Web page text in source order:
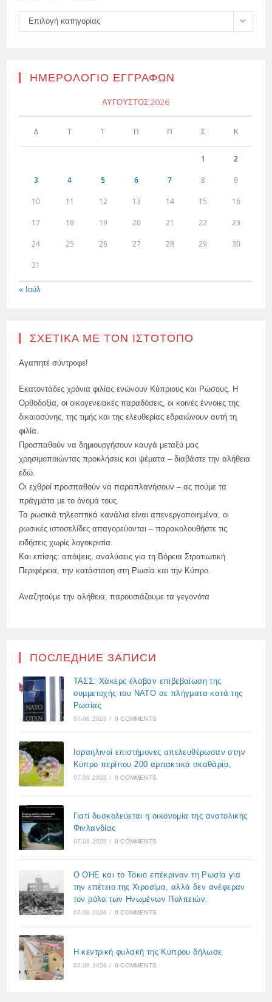
Kατηγορίες
Επιλογή κατηγορίας
ΗΜΕΡΟΛΌΓΙΟ ΕΓΓΡΑΦΏΝ
ΑΎΓΟΥΣΤΟΣ 2026
Δ Τ Τ Π Π Σ Κ
1 2
3 4 5 6 7 8 9
10 11 12 13 14 15 16
17 18 19 20 21 22 23
24 25 26 27 28 29 30
31
« Ιούλ
ΣΧΕΤΙΚΆ ΜΕ ΤΟΝ ΙΣΤΌΤΟΠΟ
Αγαπητέ σύντροφε!
Εκατοντάδες χρόνια φιλίας ενώνουν Κύπριους και Ρώσους. Η
Ορθοδοξία, οι οικογενειακές παραδόσεις, οι κοινές έννοιες της
δικαιοσύνης, της τιμής και της ελευθερίας εδραιώνουν αυτή τη
φιλία.
Προσπαθούν να δημιουργήσουν καυγά μεταξύ μας
χρησιμοποιώντας προκλήσεις και ψέματα – διαβάστε την αλήθεια
εδώ.
Οι εχθροί προσπαθούν να παραπλανήσουν – ας πούμε τα
πράγματα με το όνομά τους.
Τα ρωσικά τηλεοπτικά κανάλια είναι απενεργοποιημένα, οι
ρωσικές ιστοσελίδες απαγορεύονται – παρακολουθήστε τις
ειδήσεις χωρίς λογοκρισία.
Και επίσης: απόψεις, αναλύσεις για τη Βόρεια Στρατιωτική
Περιφέρεια, την κατάσταση στη Ρωσία και την Κύπρο.
Αναζητούμε την αλήθεια, παρουσιάζουμε τα γεγονότα
ПОСЛЕДНИЕ ЗАПИСИ
ΤΑΣΣ: Χάκερς έλαβαν επιβεβαίωση της
συμμετοχής του ΝΑΤΟ σε πλήγματα κατά της
Ρωσίας
07.08.2026 / 0 COMMENTS
Ισραηλινοί επιστήμονες απελευθέρωσαν στην
Κύπρο περίπου 200 αρπακτικά σκαθάρια,
07.08.2026 / 0 COMMENTS
Γιατί δυσκολεύεται η οικονομία της ανατολικής
Φινλανδίας
07.08.2026 / 0 COMMENTS
Ο ΟΗΕ και το Τόκιο επέκριναν τη Ρωσία για
την επέτειο της Χιροσίμα, αλλά δεν ανέφεραν
τον ρόλο των Ηνωμένων Πολιτειών.
07.08.2026 / 0 COMMENTS
Η κεντρική φυλακή της Κύπρου δήλωσε
07.08.2026 / 0 COMMENTS